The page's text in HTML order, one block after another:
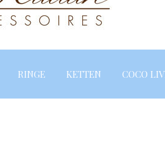
RINGE KETTEN COCO